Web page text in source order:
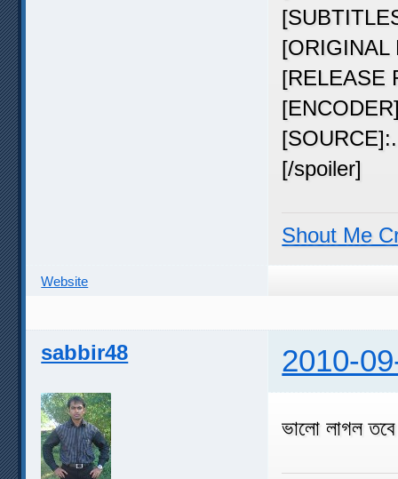
[ORIGINAL
[RELEASE
[/spoiler]
Shout Me
Website
sabbir48 2010-
ভালো লাগল